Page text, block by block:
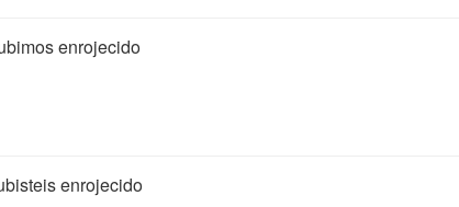
enrojecido
enrojecido